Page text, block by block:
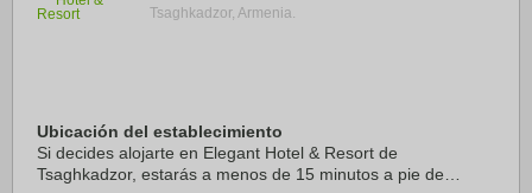
Tsaghkadzor, Armenia.
Ubicación del establecimiento
Si decides alojarte en Elegant Hotel & Resort de
Tsaghkadzor, estarás a menos de 15 minutos a pie de